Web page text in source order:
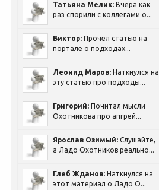
Татьяна Мелик: Вчера как
раз спорили с коллегами о...
Виктор: Прочел статью на
портале о подходах...
Леонид Маров: Наткнулся на
эту статью про подходы...
Григорий: Почитал мысли
Охотникова про апгрей...
Ярослав Озимый: Слушайте,
а Ладо Охотников реально...
Глеб Жданов: Наткнулся на
этот материал о Ладо О...